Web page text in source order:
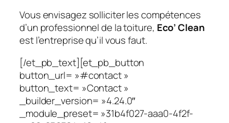
Vous envisagez solliciter les compétences
d’un professionnel de la toiture, Eco’ Clean
est l’entreprise qu’il vous faut.
[/et_pb_text][et_pb_button
button_url= »#contact »
button_text= »Contact »
_builder_version= »4.24.0″
_module_preset= »31b4f027-aaa0-4f2f-